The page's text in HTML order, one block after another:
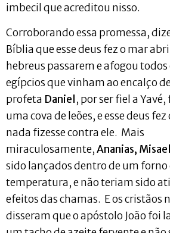
imbecil que acreditou nisso.
Corroborando essa promessa,
Bíblia que esse deus fez o mar
hebreus passarem e afogou todos
egípcios que vinham ao encalço
profeta Daniel , por ser fiel a
uma cova de leões, e esse deus
nada fizesse contra ele. Mais
miraculosamente,Ananias,
sido lançados dentro de um
temperatura, e não teriam sido
efeitos das chamas. E os cristãos
disseram que o apóstolo João foi